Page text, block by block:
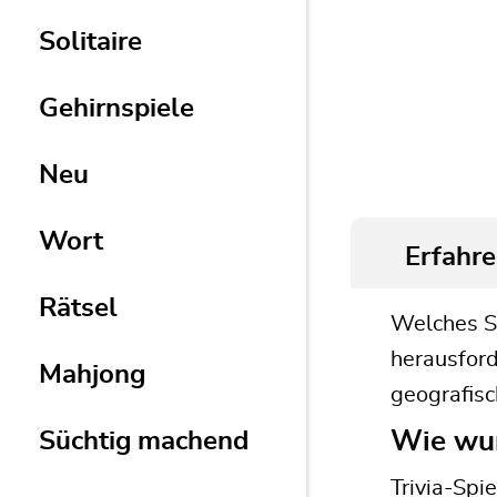
Solitaire
Gehirnspiele
Neu
Wort
Rätsel
Mahjong
Süchtig machend
Welches
Wie
Trivia-